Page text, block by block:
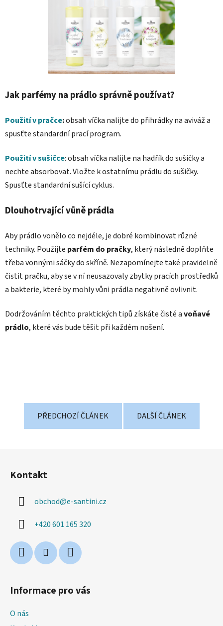
Jak parfémy na prádlo správně používat?
Použití v pračce:obsah víčka nalijte do přihrádky na aviváž a
spusťte standardní prací program.
Použití v sušičce: obsah víčka nalijte na hadřík do sušičky a
nechte absorbovat. Vložte k ostatnímu prádlu do sušičky.
Spusťte standardní sušící cyklus.
Dlouhotrvající vůně prádla
Aby prádlo vonělo co nejdéle, je dobré kombinovat různé
techniky. Použijte parfém do pračky, který následně doplňte
třeba vonnými sáčky do skříně. Nezapomínejte také pravidelně
čistit pračku, aby se v ní neusazovaly zbytky pracích prostředků
a bakterie, které by mohly vůni prádla negativně ovlivnit.
Dodržováním těchto praktických tipů získáte čisté avoňavé
prádlo, které vás bude těšit při každém nošení.
PŘEDCHOZÍ ČLÁNEK DALŠÍ ČLÁNEK
Kontakt
obchod@e-santini.cz
+420 601 165 320
Informace pro vás
O nás